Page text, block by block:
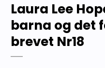
Laura Lee
barna og det
brevet Nr18